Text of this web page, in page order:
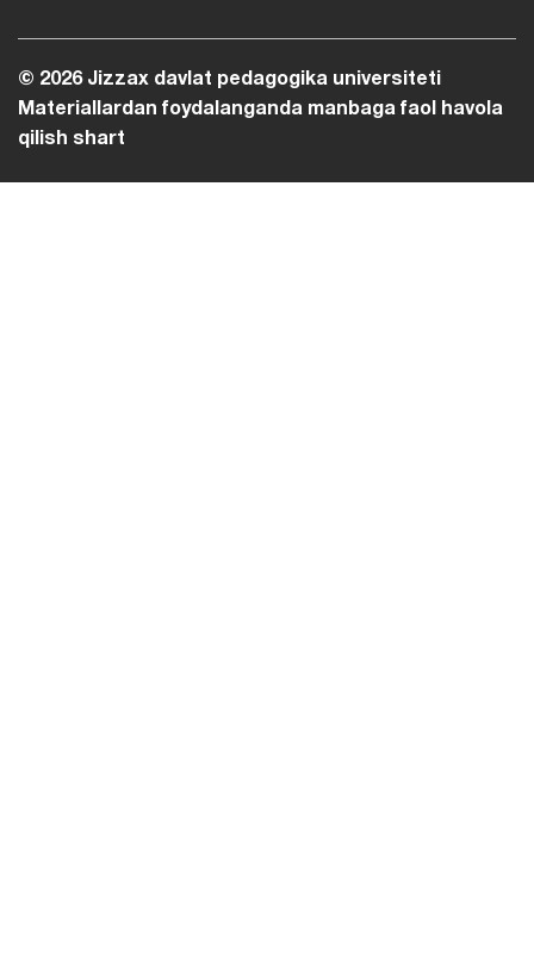
© 2026 Jizzax davlat pedagogika universiteti
Materiallardan foydalanganda manbaga faol havola
qilish shart